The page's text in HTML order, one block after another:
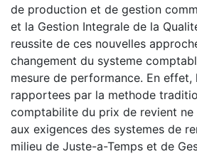
de production et de gestion
et la Gestion Integrale de la
reussite de ces nouvelles
changement du systeme
mesure de performance. En
rapportees par la methode
comptabilite du prix de revient ne
aux exigences des systemes de
milieu de Juste-a-Temps et de